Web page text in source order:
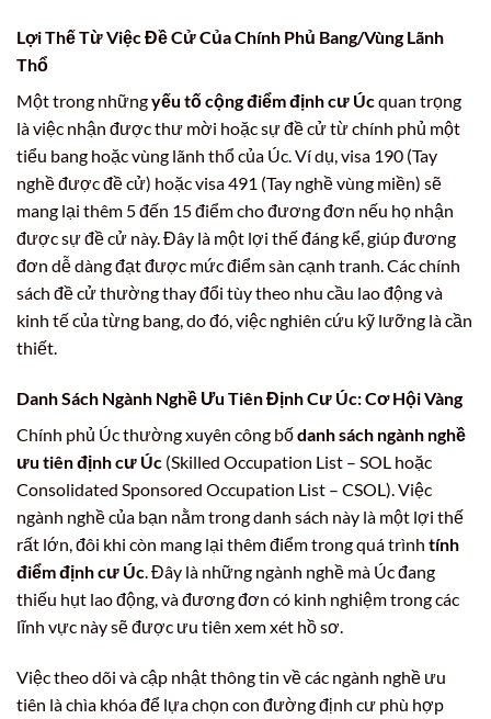
Lợi Thế Từ Việc Đề Cử Của Chính Phủ Bang/Vùng Lãnh
Thổ
Một trong nhữngyếu tố cộng điểm định cư Úcquan trọng
là việc nhận được thư mời hoặc sự đề cử từ chính phủ một
tiểu bang hoặc vùng lãnh thổ của Úc. Ví dụ, visa 190 (Tay
nghề được đề cử) hoặc visa 491 (Tay nghề vùng miền) sẽ
mang lại thêm 5 đến 15 điểm cho đương đơn nếu họ nhận
được sự đề cử này. Đây là một lợi thế đáng kể, giúp đương
đơn dễ dàng đạt được mức điểm sàn cạnh tranh. Các chính
sách đề cử thường thay đổi tùy theo nhu cầu lao động và
kinh tế của từng bang, do đó, việc nghiên cứu kỹ lưỡng là cần
thiết.
Danh Sách Ngành Nghề Ưu Tiên Định Cư Úc: Cơ Hội Vàng
Chính phủ Úc thường xuyên công bốdanh sách ngành nghề
ưu tiên định cư Úc (Skilled Occupation List – SOL hoặc
Consolidated Sponsored Occupation List – CSOL). Việc
ngành nghề của bạn nằm trong danh sách này là một lợi thế
rất lớn, đôi khi còn mang lại thêm điểm trong quá trình tính
điểm định cư Úc. Đây là những ngành nghề mà Úc đang
thiếu hụt lao động, và đương đơn có kinh nghiệm trong các
lĩnh vực này sẽ được ưu tiên xem xét hồ sơ.
Việc theo dõi và cập nhật thông tin về các ngành nghề ưu
tiên là chìa khóa để lựa chọn con đường định cư phù hợp